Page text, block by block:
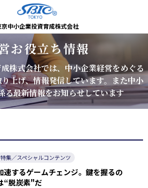
京中小企業投資育成株式会社
お役立ち情報
株式会社では、 中小企業経営をめぐる
上げ、情報発信しています。 また中小
る最新情報をお知らせしています
特集／スペシャルコンテンツ
速するゲームチェンジ。鍵を握るの
“脱炭素"だ